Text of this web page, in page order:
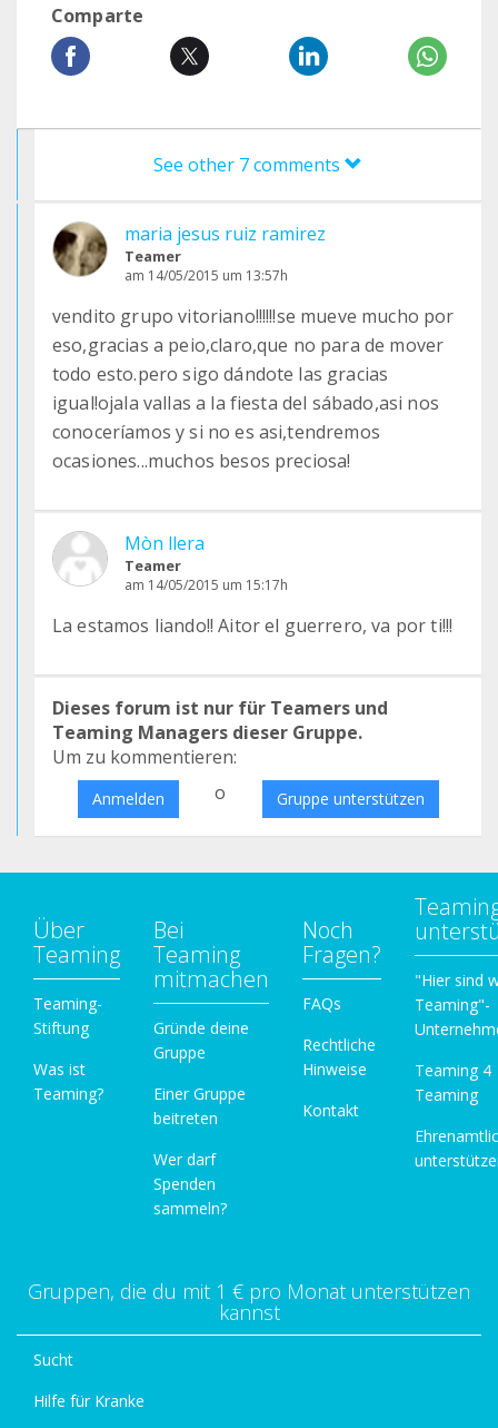
Comparte
See other 7 comments
maria jesus ruiz ramirez
Teamer
am 14/05/2015 um 13:57h
vendito grupo vitoriano!!!!!!se mueve mucho por
eso,gracias a peio,claro,que no para de mover
todo esto.pero sigo dándote las gracias
igual!ojala vallas a la fiesta del sábado,asi nos
conoceríamos y si no es asi,tendremos
ocasiones...muchos besos preciosa!
Mòn llera
Teamer
am 14/05/2015 um 15:17h
La estamos liando!! Aitor el guerrero, va por ti!!!
Dieses forum ist nur für Teamers und
Teaming Managers dieser Gruppe.
Um zu kommentieren:
Anmelden o Gruppe unterstützen
Über
Teaming
Teaming-
Stiftung
Was ist
Teaming?
Bei
Teaming
mitmachen
Gründe deine
Gruppe
Einer Gruppe
beitreten
Wer darf
Spenden
sammeln?
Noch
Fragen?
FAQs
Rechtliche
Hinweise
Kontakt
"Hier sind
Teaming"-
Teaming 4
Teaming
Gruppen, die du mit 1 € pro Monat unterstützen
kannst
Sucht
Hilfe für Kranke